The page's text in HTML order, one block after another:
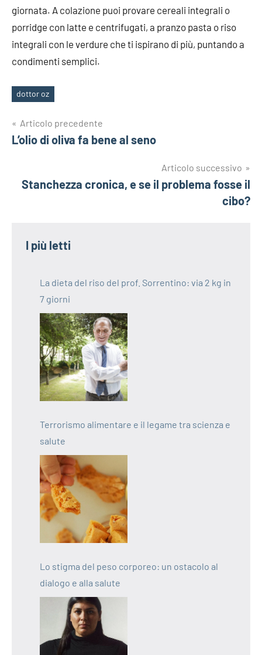
giornata. A colazione puoi provare cereali integrali o
porridge con latte e centrifugati, a pranzo pasta o riso
integrali con le verdure che ti ispirano di più, puntando a
condimenti semplici.
Tag
dottor oz
Navigazione
articoli
Articolo precedente
L’olio di oliva fa bene al seno
Articolo successivo
Stanchezza cronica, e se il problema fosse il
cibo?
I più letti
La dieta del riso del prof. Sorrentino: via 2 kg in
7 giorni
Terrorismo alimentare e il legame tra scienza e
salute
Lo stigma del peso corporeo: un ostacolo al
dialogo e alla salute